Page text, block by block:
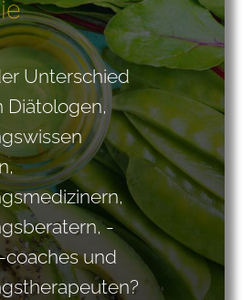
Unterschied
Diätologen,
-
coaches und